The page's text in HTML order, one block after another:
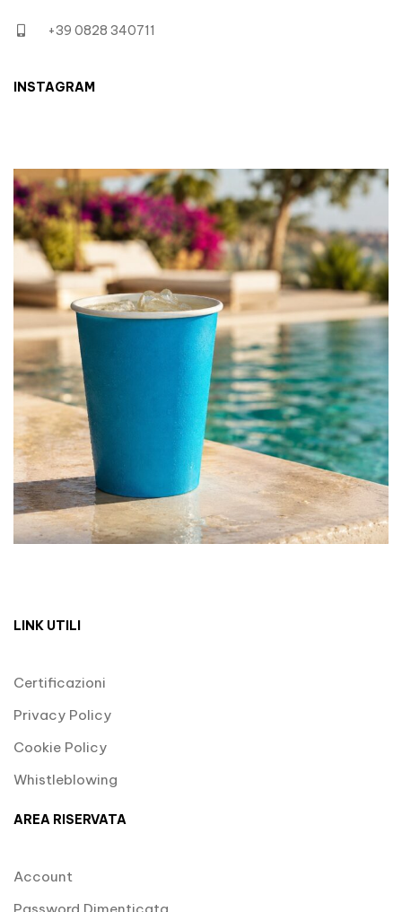
+39 0828 340711
INSTAGRAM
LINK UTILI
Certificazioni
Privacy Policy
Cookie Policy
Whistleblowing
AREA RISERVATA
Account